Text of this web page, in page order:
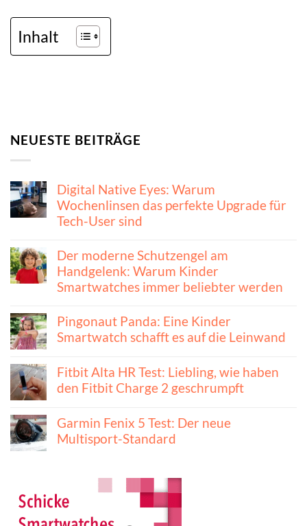
Inhalt
NEUESTE BEITRÄGE
Digital Native Eyes: Warum
Wochenlinsen das perfekte Upgrade für
Tech-User sind
Der moderne Schutzengel am
Handgelenk: Warum Kinder
Smartwatches immer beliebter werden
Pingonaut Panda: Eine Kinder
Smartwatch schafft es auf die Leinwand
Fitbit Alta HR Test: Liebling, wie haben
den Fitbit Charge 2 geschrumpft
Garmin Fenix 5 Test: Der neue
Multisport-Standard